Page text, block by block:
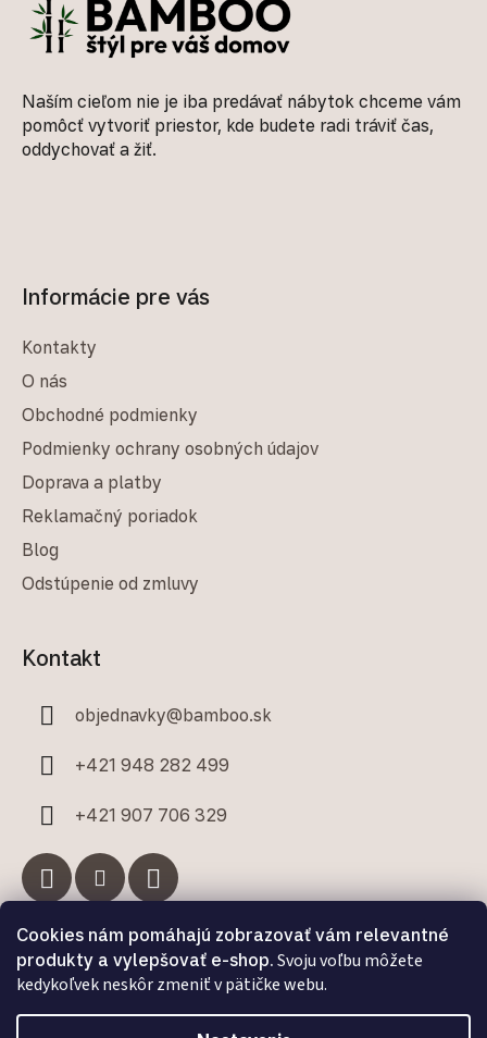
Cookies nám pomáhajú zobrazovať vám relevantné
produkty a vylepšovať e-shop. Svoju voľbu môžete
kedykoľvek neskôr zmeniť v pätičke webu.
Naším cieľom nie je iba predávať nábytok chceme vám
pomôcť vytvoriť priestor, kde budete radi tráviť čas,
oddychovať a žiť.
Informácie pre vás
Kontakty
O nás
Obchodné podmienky
Podmienky ochrany osobných údajov
Doprava a platby
Reklamačný poriadok
Blog
Odstúpenie od zmluvy
Kontakt
objednavky@bamboo.sk
+421 948 282 499
+421 907 706 329
Facebook